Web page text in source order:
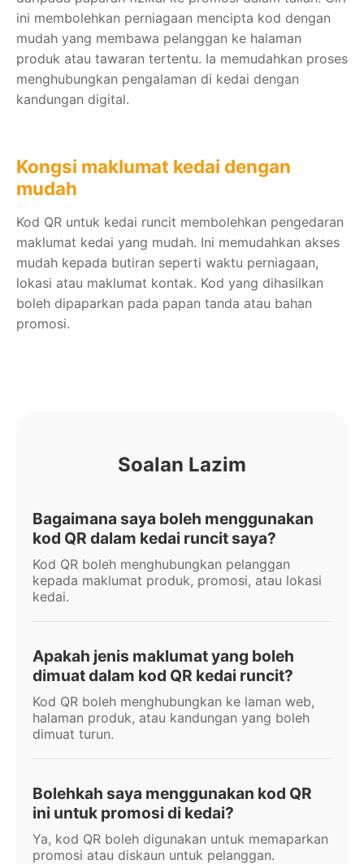
ini membolehkan perniagaan mencipta kod dengan
mudah yang membawa pelanggan ke halaman
produk atau tawaran tertentu. Ia memudahkan proses
menghubungkan pengalaman di kedai dengan
kandungan digital.
Kongsi maklumat kedai dengan
mudah
Kod QR untuk kedai runcit membolehkan pengedaran
maklumat kedai yang mudah. Ini memudahkan akses
mudah kepada butiran seperti waktu perniagaan,
lokasi atau maklumat kontak. Kod yang dihasilkan
boleh dipaparkan pada papan tanda atau bahan
promosi.
Soalan Lazim
Bagaimana saya boleh menggunakan
kod QR dalam kedai runcit saya?
Kod QR boleh menghubungkan pelanggan
kepada maklumat produk, promosi, atau lokasi
kedai.
Apakah jenis maklumat yang boleh
dimuat dalam kod QR kedai runcit?
Kod QR boleh menghubungkan ke laman web,
halaman produk, atau kandungan yang boleh
dimuat turun.
Bolehkah saya menggunakan kod QR
ini untuk promosi di kedai?
Ya, kod QR boleh digunakan untuk memaparkan
promosi atau diskaun untuk pelanggan.